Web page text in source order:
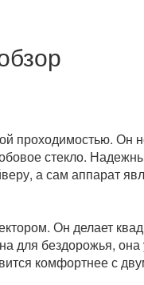
проходимостью. Он
стекло.
а сам аппарат
Он делает
для бездорожья, она
комфортнее с